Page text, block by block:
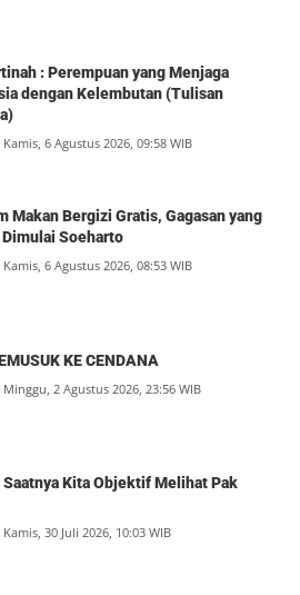
: Perempuan yang Menjaga
dengan Kelembutan (Tulisan
Kamis, 6 Agustus 2026, 09:58 WIB
Makan Bergizi Gratis, Gagasan yang
Soeharto
Kamis, 6 Agustus 2026, 08:53 WIB
KE CENDANA
Minggu, 2 Agustus 2026, 23:56 WIB
Saatnya Kita Objektif Melihat Pak
Kamis, 30 Juli 2026, 10:03 WIB